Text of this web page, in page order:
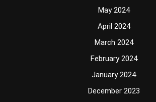
May 2024
April 2024
March 2024
February 2024
January 2024
December 2023